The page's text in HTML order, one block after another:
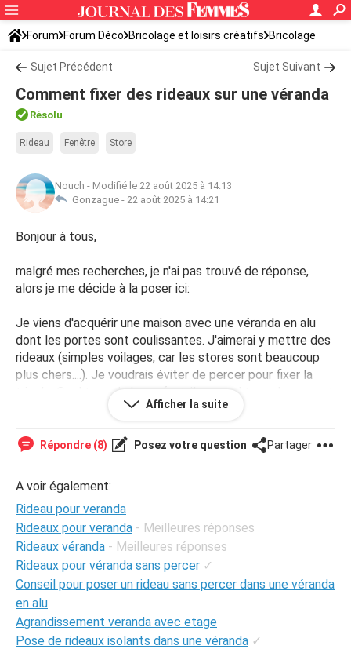
Forum Forum Déco Bricolage et loisirs créatifs Bricolage
Sujet Précédent Sujet Suivant
Comment fixer des rideaux sur une véranda
Résolu
Rideau Fenêtre Store
Nouch - Modifié le 22 août 2025 à 14:13
Gonzague - 22 août 2025 à 14:21
Bonjour à tous,
malgré mes recherches, je n'ai pas trouvé de réponse,
alors je me décide à la poser ici:
Je viens d'acquérir une maison avec une véranda en alu
dont les portes sont coulissantes. J'aimerai y mettre des
rideaux (simples voilages, car les stores sont beaucoup
plus chers....). Je voudrais éviter de percer pour fixer la
tringle. Quel type de barre faut-il, ou quel type de support
et fixation ? Les tringles à ventouse tiennent-elles
comment en insérer...
Merci pour vos avis!
Afficher la suite
Répondre (8) Posez votre question Partager
A voir également:
Rideau pour veranda
Rideaux pour veranda - Meilleures réponses
Rideaux véranda - Meilleures réponses
Rideaux pour véranda sans percer ✓
Conseil pour poser un rideau sans percer dans une véranda
en alu
Agrandissement veranda avec etage
Pose de rideaux isolants dans une véranda ✓